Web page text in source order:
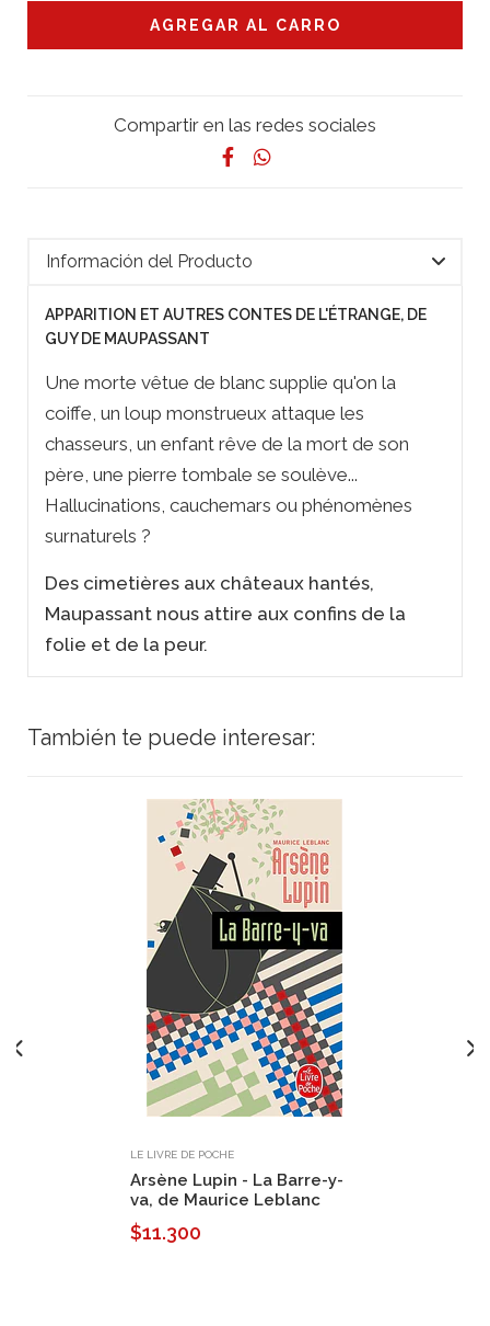
Compartir en las redes sociales
Información del Producto
APPARITION ET AUTRES CONTES DE L'ÉTRANGE, DE
GUY DE MAUPASSANT
Une morte vêtue de blanc supplie qu'on la
coiffe, un loup monstrueux attaque les
chasseurs, un enfant rêve de la mort de son
père, une pierre tombale se soulève...
Hallucinations, cauchemars ou phénomènes
surnaturels ?
Des cimetières aux châteaux hantés,
Maupassant nous attire aux confins de la
folie et de la peur.
También te puede interesar:
LE LIVRE DE POCHE
Arsène Lupin - La Barre-y-
va, de Maurice Leblanc
$11.300